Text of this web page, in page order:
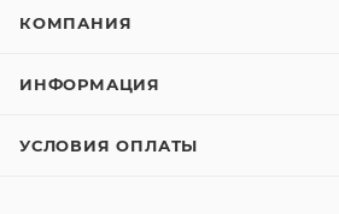
КОМПАНИЯ
ИНФОРМАЦИЯ
УСЛОВИЯ ОПЛАТЫ